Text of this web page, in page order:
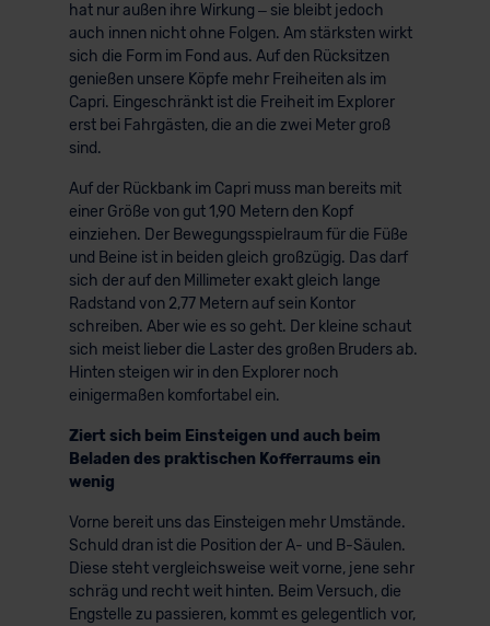
hat nur außen ihre Wirkung – sie bleibt jedoch
auch innen nicht ohne Folgen. Am stärksten wirkt
sich die Form im Fond aus. Auf den Rücksitzen
genießen unsere Köpfe mehr Freiheiten als im
Capri. Eingeschränkt ist die Freiheit im Explorer
erst bei Fahrgästen, die an die zwei Meter groß
sind.
Auf der Rückbank im Capri muss man bereits mit
einer Größe von gut 1,90 Metern den Kopf
einziehen. Der Bewegungsspielraum für die Füße
und Beine ist in beiden gleich großzügig. Das darf
sich der auf den Millimeter exakt gleich lange
Radstand von 2,77 Metern auf sein Kontor
schreiben. Aber wie es so geht. Der kleine schaut
sich meist lieber die Laster des großen Bruders ab.
Hinten steigen wir in den Explorer noch
einigermaßen komfortabel ein.
Ziert sich beim Einsteigen und auch beim
Beladen des praktischen Kofferraums ein
wenig
Vorne bereit uns das Einsteigen mehr Umstände.
Schuld dran ist die Position der A- und B-Säulen.
Diese steht vergleichsweise weit vorne, jene sehr
schräg und recht weit hinten. Beim Versuch, die
Engstelle zu passieren, kommt es gelegentlich vor,